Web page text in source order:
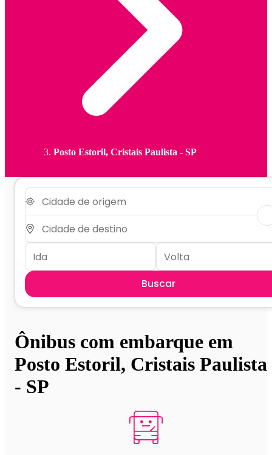
Posto Estoril, Cristais Paulista - SP
Buscar
Ônibus com embarque em
Posto Estoril, Cristais Paulista
- SP